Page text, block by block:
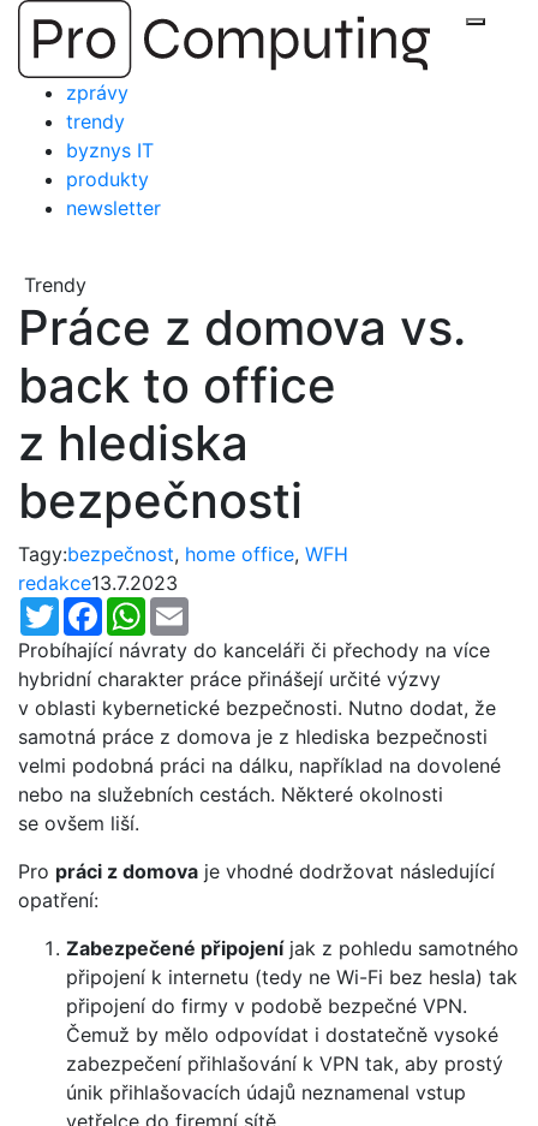
Přejít
obsah
zprávy
trendy
byznys IT
produkty
newsletter
Trendy
Práce z domova vs.
back to office
z hlediska
bezpečnosti
Tagy:bezpečnost, home office, WFH
redakce13.7.2023
TwitterFacebookWhatsApp
Probíhající návraty do kanceláři či přechody na více
hybridní charakter práce přinášejí určité výzvy
v oblasti kybernetické bezpečnosti. Nutno dodat, že
samotná práce z domova je z hlediska bezpečnosti
velmi podobná práci na dálku, například na dovolené
nebo na služebních cestách. Některé okolnosti
se ovšem liší.
Pro práci z domova je vhodné dodržovat následující
opatření:
Zabezpečené připojeníjak z pohledu samotného
připojení k internetu (tedy ne Wi-Fi bez hesla) tak
připojení do firmy v podobě bezpečné VPN.
Čemuž by mělo odpovídat i dostatečně vysoké
zabezpečení přihlašování k VPN tak, aby prostý
únik přihlašovacích údajů neznamenal vstup
vetřelce do firemní sítě.